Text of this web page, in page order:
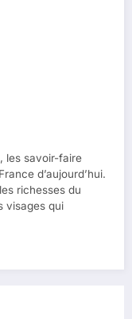
les savoir-faire
d’aujourd’hui.
richesses du
visages qui